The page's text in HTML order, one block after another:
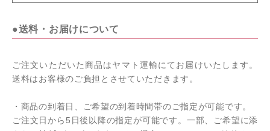
●送料・お届けについて
ご注文いただいた商品はヤマト運輸にてお届けいたします。
送料はお客様のご負担とさせていただきます。
・商品の到着日、ご希望の到着時間帯のご指定が可能です。
ご注文日から5日後以降の指定が可能です。一部、ご希望に添